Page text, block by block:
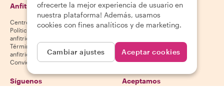
Anfitriones
Centro de ayuda para anfitriones
Política de cancelación para
anfitriones
Términos y condiciones para
anfitriones
Conviértete en anfitrión
Descarga nuestra app
App Store
Google Play Store
Síguenos Aceptamos
ofrecerte la mejor experiencia de usuario en
nuestra plataforma! Además, usamos
cookies con fines analíticos y de marketing.
Cambiar ajustes Aceptar cookies